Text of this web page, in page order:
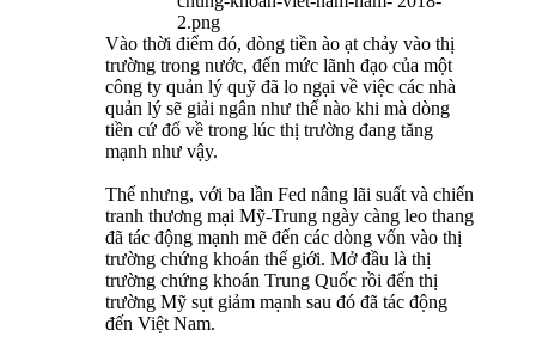
Vào thời điểm đó, dòng tiền ào ạt chảy vào thị
trường trong nước, đến mức lãnh đạo của một
công ty quản lý quỹ đã lo ngại về việc các nhà
quản lý sẽ giải ngân như thế nào khi mà dòng
tiền cứ đổ về trong lúc thị trường đang tăng
mạnh như vậy.
Thế nhưng, với ba lần Fed nâng lãi suất và chiến
tranh thương mại Mỹ-Trung ngày càng leo thang
đã tác động mạnh mẽ đến các dòng vốn vào thị
trường chứng khoán thế giới. Mở đầu là thị
trường chứng khoán Trung Quốc rồi đến thị
trường Mỹ sụt giảm mạnh sau đó đã tác động
đến Việt Nam.